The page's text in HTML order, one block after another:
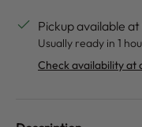
Pickup available at
Usually ready in 1
Check availability at